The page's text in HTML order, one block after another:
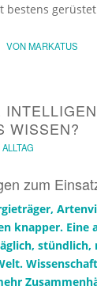
bestens
VONMARKATUS
WISSEN?
zum
knapper. Eine